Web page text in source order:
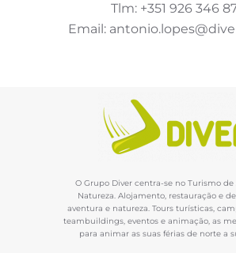
Tlm: +351 926 346
Email:
O Grupo Diver centra-se no Turismo de
Natureza. Alojamento, restauração e
aventura e natureza. Tours turísticas,
teambuildings, eventos e animação, as
para animar as suas férias de norte a